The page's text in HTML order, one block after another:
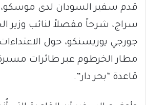
قدم سفير السودان لدى موسكو،
سراج، شرحاً مفصلاً لنائب وزير
جورجي يوريسنكو، حول الاعتداءات
مطار الخرطوم عبر طائرات
قاعدة “بحر دار”.